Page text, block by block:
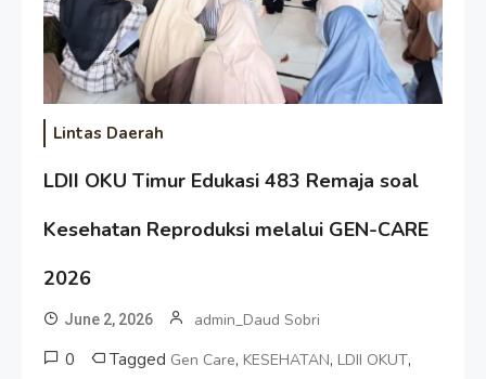
Lintas Daerah
LDII OKU Timur Edukasi 483 Remaja soal
Kesehatan Reproduksi melalui GEN-CARE
2026
June 2, 2026 admin_Daud Sobri
0 Tagged Gen Care, KESEHATAN, LDII OKUT,